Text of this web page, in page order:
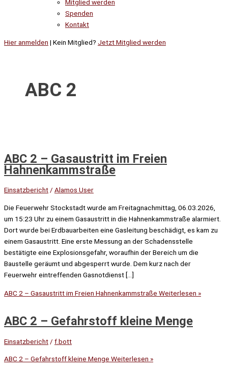
Mitglied werden
Spenden
Kontakt
Hier anmelden | Kein Mitglied? Jetzt Mitglied werden
ABC 2
ABC 2 – Gasaustritt im Freien
Hahnenkammstraße
Einsatzbericht/ Alamos User
Die Feuerwehr Stockstadt wurde am Freitagnachmittag, 06.03.2026,
um 15:23 Uhr zu einem Gasaustritt in die Hahnenkammstraße alarmiert.
Dort wurde bei Erdbauarbeiten eine Gasleitung beschädigt, es kam zu
einem Gasaustritt. Eine erste Messung an der Schadensstelle
bestätigte eine Explosionsgefahr, woraufhin der Bereich um die
Baustelle geräumt und abgesperrt wurde. Dem kurz nach der
Feuerwehr eintreffenden Gasnotdienst […]
ABC 2 – Gasaustritt im Freien Hahnenkammstraße Weiterlesen »
ABC 2 – Gefahrstoff kleine Menge
Einsatzbericht / f.bott
ABC 2 – Gefahrstoff kleine Menge Weiterlesen »